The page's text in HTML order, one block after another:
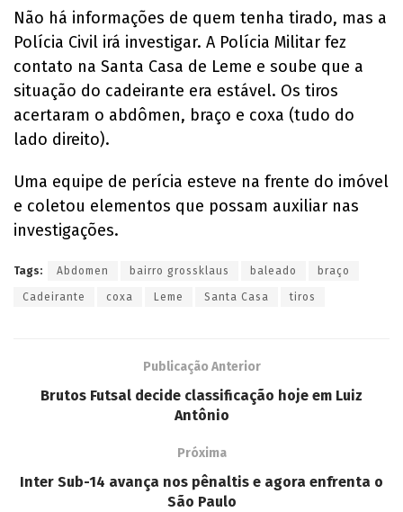
Não há informações de quem tenha tirado, mas a
Polícia Civil irá investigar. A Polícia Militar fez
contato na Santa Casa de Leme e soube que a
situação do cadeirante era estável. Os tiros
acertaram o abdômen, braço e coxa (tudo do
lado direito).
Uma equipe de perícia esteve na frente do imóvel
e coletou elementos que possam auxiliar nas
investigações.
Tags: Abdomen bairro grossklaus baleado braço
Cadeirante coxa Leme Santa Casa tiros
Publicação Anterior
Brutos Futsal decide classificação hoje em Luiz
Antônio
Próxima
Inter Sub-14 avança nos pênaltis e agora enfrenta o
São Paulo